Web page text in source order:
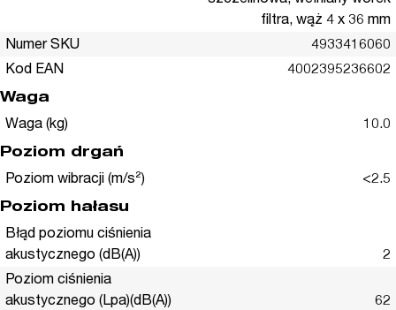
filtra, wąż 4 x 36 mm
Numer SKU
4933416060
Kod EAN
4002395236602
Waga
Waga (kg)
10.0
Poziom drgań
Poziom wibracji (m/s²)
<2.5
Poziom hałasu
Błąd poziomu ciśnienia
akustycznego (dB(A))
2
Poziom ciśnienia
akustycznego (Lpa)(dB(A))
62